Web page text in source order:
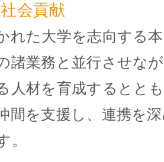
会貢献
れた大学を志向する
諸業務と並行させな
人材を育成するとと
間を支援し、連携を
。